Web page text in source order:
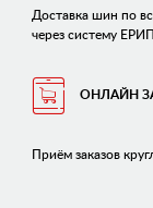
Доставка шин по
через систему
ОНЛАЙН
Приём заказов